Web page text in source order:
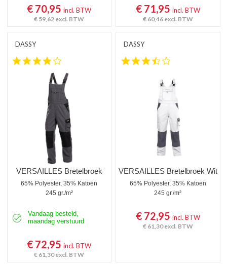
€ 70,95incl. BTW
€ 59,62 excl. BTW
€ 71,95 incl. BTW
€ 60,46 excl. BTW
DASSY
4.0 star rating
VERSAILLES Bretelbroek
65% Polyester, 35% Katoen
245 gr./m²
Vandaag besteld,
maandag verstuurd
€ 72,95incl. BTW
€ 61,30excl. BTW
DASSY
3.5 star rating
VERSAILLES Bretelbroek Wit
65% Polyester, 35% Katoen
245 gr./m²
€ 72,95 incl. BTW
€ 61,30excl. BTW